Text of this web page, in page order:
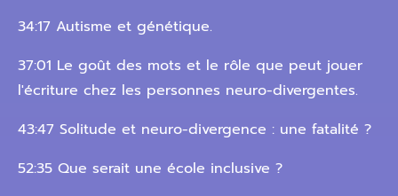
34:17 Autisme et génétique.
37:01 Le goût des mots et le rôle que peut jouer
l'écriture chez les personnes neuro-divergentes.
43:47 Solitude et neuro-divergence : une fatalité ?
52:35 Que serait une école inclusive ?